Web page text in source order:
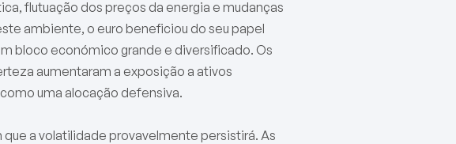
flutuação dos preços da energia e mudanças
ambiente, o euro beneficiou do seu papel
bloco económico grande e diversificado. Os
aumentaram a exposição a ativos
uma alocação defensiva.
a volatilidade provavelmente persistirá. As